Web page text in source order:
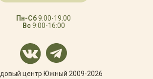
Пн-Сб9:00-19:00
Вс9:00-16:00
центр Южный 2009-2026